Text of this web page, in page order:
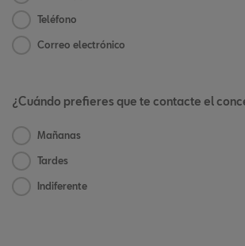
Teléfono
Correo electrónico
¿Cuándo prefieres que te contacte el
Mañanas
Tardes
Indiferente